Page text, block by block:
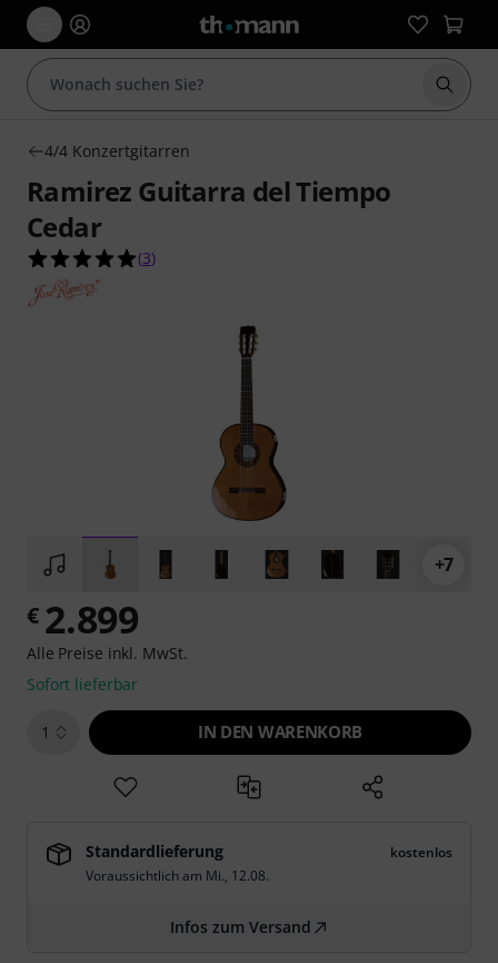
Suche
4/4 Konzertgitarren
Ramirez Guitarra del Tiempo
Cedar
5.0 von 5 Sternen aus 3 Kundenbewertungen
(3)
+7
€ 2.899
Alle Preise inkl. MwSt.
Sofort lieferbar
1 IN DEN WARENKORB
Standardlieferung
kostenlos
Voraussichtlich am Mi., 12.08.
Infos zum Versand